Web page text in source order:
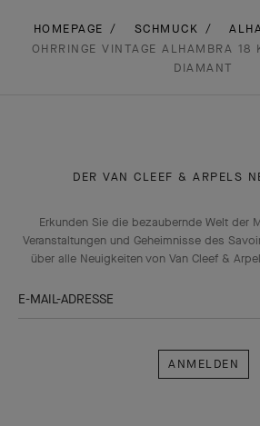
HOMEPAGE SCHMUCK
OHRRINGE VINTAGE ALHAMBRA 18
DIAMANT
DER VAN CLEEF & ARPELS
Erkunden Sie die bezaubernde Welt der
Veranstaltungen und Geheimnisse des
über alle Neuigkeiten von Van Cleef &
E-MAIL-ADRESSE